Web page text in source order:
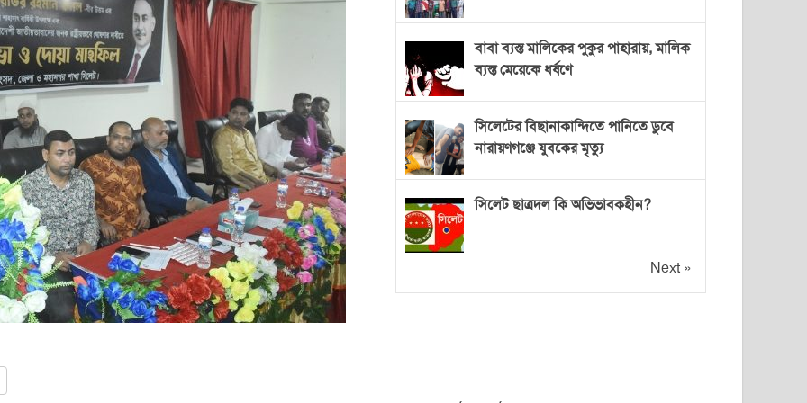
বাবা ব্যস্ত মালিকের পুকুর পাহারায়, মালিক
ব্যস্ত মেয়েকে ধর্ষণে
সিলেটের বিছানাকান্দিতে পানিতে ডুবে
নারায়ণগঞ্জে যুবকের মৃত্যু
সিলেট ছাত্রদল কি অভিভাবকহীন?
Next »